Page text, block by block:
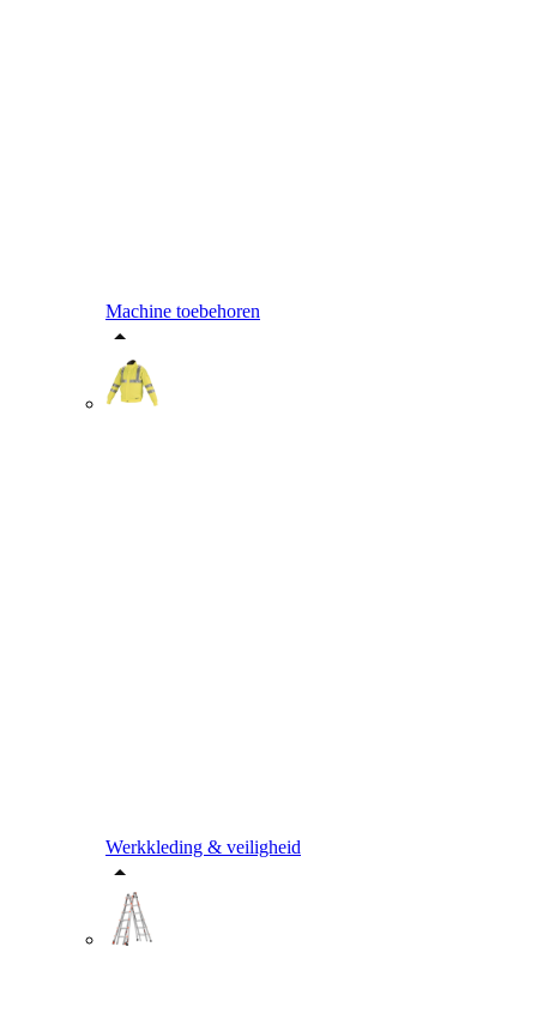
Machine toebehoren
Werkkleding & veiligheid